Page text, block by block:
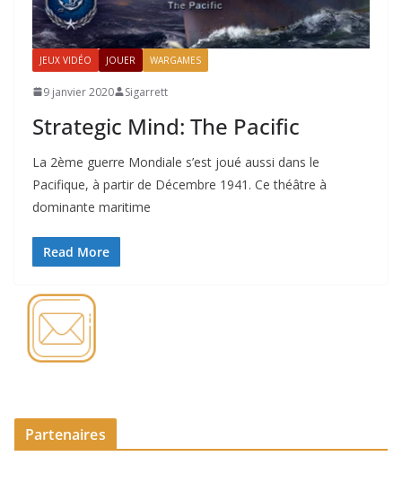
JEUX VIDÉO JOUER WARGAMES
9 janvier 2020 Sigarrett
Strategic Mind: The Pacific
La 2ème guerre Mondiale s’est joué aussi dans le
Pacifique, à partir de Décembre 1941. Ce théâtre à
dominante maritime
Read More
Partenaires